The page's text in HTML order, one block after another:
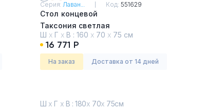
Серия:Лаван... Код: 551629
Стол концевой
Таксония светлая
Ш х Г х В : 160 х 70 х 75 см
16 771 Р
На заказ Доставка от 14 дней
Ш х Г х В : 180х 70х 75см